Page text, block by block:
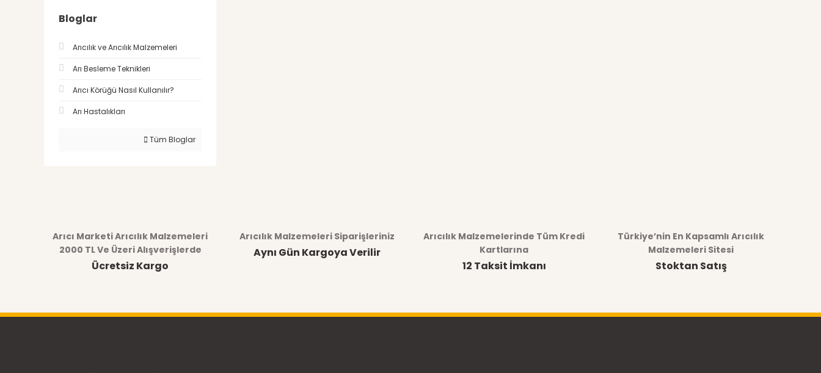
Bloglar
Arıcılık ve Arıcılık Malzemeleri
Arı Besleme Teknikleri
Arıcı Körüğü Nasıl Kullanılır?
Arı Hastalıkları
Tüm Bloglar
Arıcı Marketi Arıcılık Malzemeleri
2000 TL Ve Üzeri Alışverişlerde
Ücretsiz Kargo
Arıcılık Malzemeleri Siparişleriniz
Aynı Gün Kargoya Verilir
Arıcılık Malzemelerinde Tüm Kredi
Kartlarına
12 Taksit İmkanı
Türkiye’nin En Kapsamlı Arıcılık
Malzemeleri Sitesi
Stoktan Satış